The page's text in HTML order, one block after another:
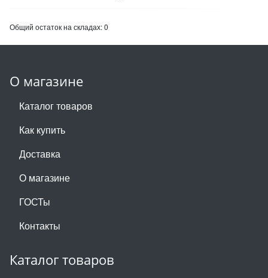
Общий остаток на складах:0
О магазине
Каталог товаров
Как купить
Доставка
О магазине
ГОСТы
Контакты
Каталог товаров